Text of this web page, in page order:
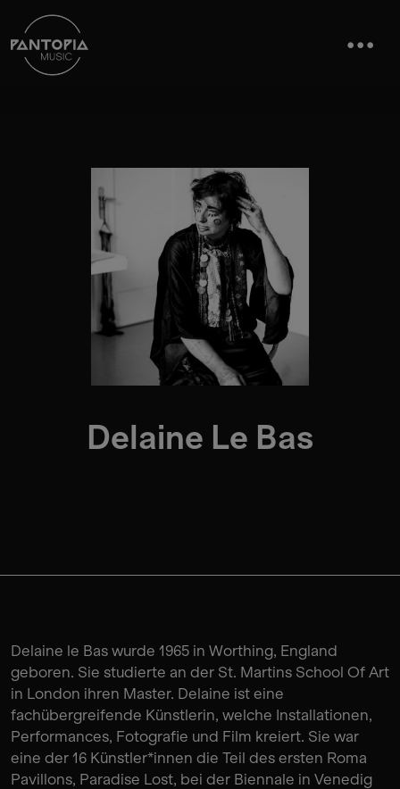
Delaine Le Bas
Delaine le Bas wurde 1965 in Worthing, England
geboren. Sie studierte an der St. Martins School Of Art
in London ihren Master. Delaine ist eine
fachübergreifende Künstlerin, welche Installationen,
Performances, Fotografie und Film kreiert. Sie war
eine der 16 Künstler*innen die Teil des ersten Roma
Pavillons, Paradise Lost, bei der Biennale in Venedig